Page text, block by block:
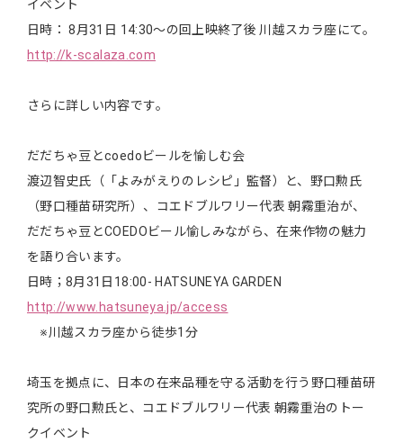
イベント
日時： 8月31日 14:30～の回上映終了後 川越スカラ座にて。
http://k-scalaza.com
さらに詳しい内容です。
だだちゃ豆とcoedoビールを愉しむ会
渡辺智史氏（「よみがえりのレシピ」監督）と、野口勲氏
（野口種苗研究所）、コエドブルワリー代表 朝霧重治が、
だだちゃ豆とCOEDOビール愉しみながら、在来作物の魅力
を語り合います。
日時；8月31日18:00- HATSUNEYA GARDEN
http://www.hatsuneya.jp/access
※川越スカラ座から徒歩1分
埼玉を拠点に、日本の在来品種を守る活動を行う野口種苗研
究所の野口勲氏と、コエドブルワリー代表 朝霧重治のトー
クイベント